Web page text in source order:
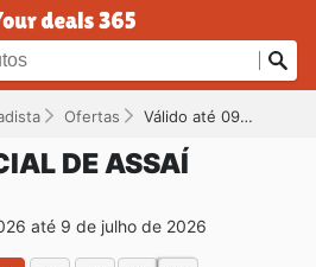
Ofertas Válido até 09/07/2026
DE ASSAÍ
até 9 de julho de 2026